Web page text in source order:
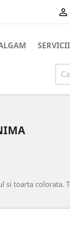

SERVICII
si toarta colorata.